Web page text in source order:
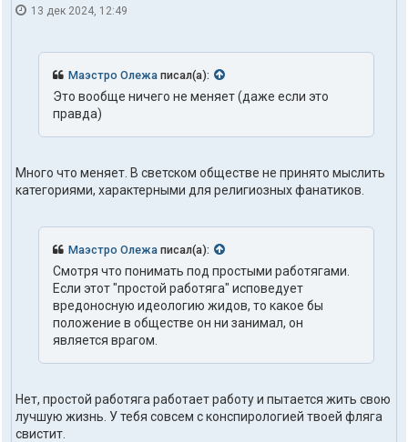
13 дек 2024, 12:49
Маэстро Олежа писал(а):
Это вообще ничего не меняет (даже если это
правда)
Много что меняет. В светском обществе не принято мыслить
категориями, характерными для религиозных фанатиков.
Маэстро Олежа писал(а):
Смотря что понимать под простыми работягами.
Если этот "простой работяга" исповедует
вредоносную идеологию жидов, то какое бы
положение в обществе он ни занимал, он
является врагом.
Нет, простой работяга работает работу и пытается жить свою
лучшую жизнь. У тебя совсем с конспирологией твоей фляга
свистит.